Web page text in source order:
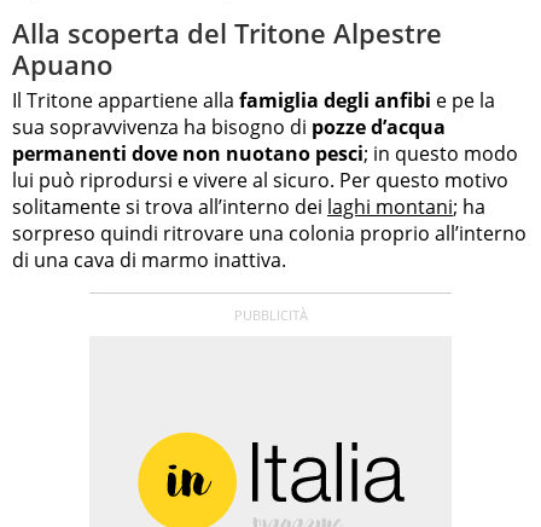
Alla scoperta del Tritone Alpestre
Apuano
Il Tritone appartiene alla famiglia degli anfibi e pe la
sua sopravvivenza ha bisogno di pozze d’acqua
permanenti dove non nuotano pesci; in questo modo
lui può riprodursi e vivere al sicuro. Per questo motivo
solitamente si trova all’interno dei laghi montani; ha
sorpreso quindi ritrovare una colonia proprio all’interno
di una cava di marmo inattiva.